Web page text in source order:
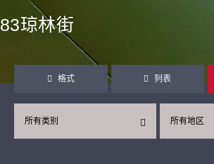
83琼林街
格式 列表
所有地区
所有类别